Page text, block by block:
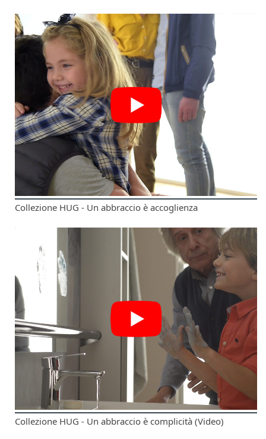
Collezione HUG - Un abbraccio è accoglienza
Collezione HUG - Un abbraccio è complicità (Video)